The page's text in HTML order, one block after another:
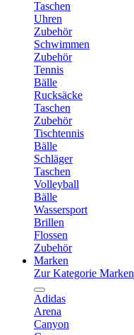
Taschen
Uhren
Zubehör
Schwimmen
Zubehör
Tennis
Bälle
Rucksäcke
Taschen
Zubehör
Tischtennis
Bälle
Schläger
Taschen
Volleyball
Bälle
Wassersport
Brillen
Flossen
Zubehör
Marken
Zur Kategorie Marken
Adidas
Arena
Canyon